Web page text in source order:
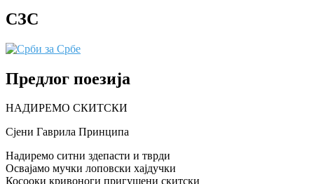
СЗС
Предлог поезија
НАДИРЕМО СКИТСКИ
Сјени Гаврила Принципа
Надиремо ситни здепасти и тврди
Освајамо мучки лоповски хајдучки
Косооки кривоноги пригушени скитски